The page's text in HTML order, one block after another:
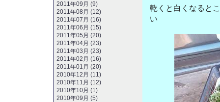
乾くと白くなると
い
2011年09月 (9)
2011年08月 (12)
2011年07月 (16)
2011年06月 (15)
2011年05月 (20)
2011年04月 (23)
2011年03月 (23)
2011年02月 (16)
2011年01月 (20)
2010年12月 (11)
2010年11月 (12)
2010年10月 (1)
2010年09月 (5)